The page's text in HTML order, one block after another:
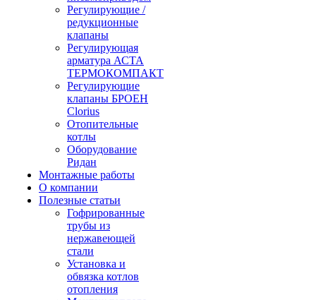
Регулирующие /
редукционные
клапаны
Регулирующая
арматура АСТА
ТЕРМОКОМПАКТ
Регулирующие
клапаны БРОЕН
Clorius
Отопительные
котлы
Оборудование
Ридан
Монтажные работы
О компании
Полезные статьи
Гофрированные
трубы из
нержавеющей
стали
Установка и
обвязка котлов
отопления